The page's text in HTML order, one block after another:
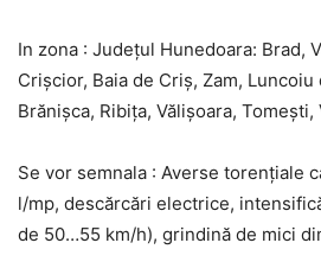
In zona : Județul Hunedoara: Brad,
Crișcior, Baia de Criș, Zam, Luncoiu
Brănișca, Ribița, Vălișoara, Tomești,
Se vor semnala : Averse torențiale
l/mp, descărcări electrice,
de 50…55 km/h), grindină de mici